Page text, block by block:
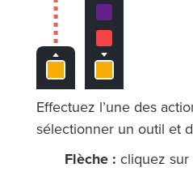
Effectuez l’une des
sélectionner un outil et
Flèche : cliquez sur